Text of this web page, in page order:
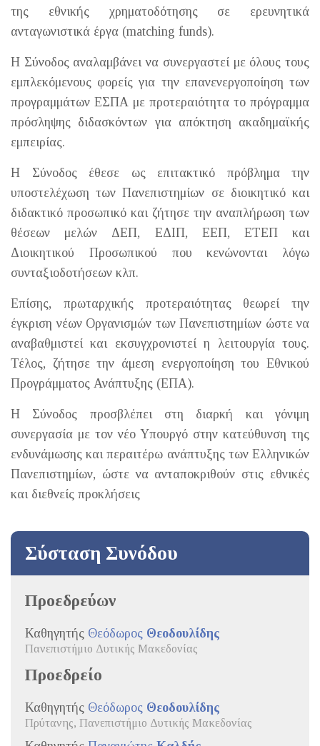
της εθνικής χρηματοδότησης σε ερευνητικά
ανταγωνιστικά έργα (matching funds).
Η Σύνοδος αναλαμβάνει να συνεργαστεί με όλους τους
εμπλεκόμενους φορείς για την επανενεργοποίηση των
προγραμμάτων ΕΣΠΑ με προτεραιότητα το πρόγραμμα
πρόσληψης διδασκόντων για απόκτηση ακαδημαϊκής
εμπειρίας.
Η Σύνοδος έθεσε ως επιτακτικό πρόβλημα την
υποστελέχωση των Πανεπιστημίων σε διοικητικό και
διδακτικό προσωπικό και ζήτησε την αναπλήρωση των
θέσεων μελών ΔΕΠ, ΕΔΙΠ, ΕΕΠ, ΕΤΕΠ και
Διοικητικού Προσωπικού που κενώνονται λόγω
συνταξιοδοτήσεων κλπ.
Επίσης, πρωταρχικής προτεραιότητας θεωρεί την
έγκριση νέων Οργανισμών των Πανεπιστημίων ώστε να
αναβαθμιστεί και εκσυγχρονιστεί η λειτουργία τους.
Τέλος, ζήτησε την άμεση ενεργοποίηση του Εθνικού
Προγράμματος Ανάπτυξης (ΕΠΑ).
Η Σύνοδος προσβλέπει στη διαρκή και γόνιμη
συνεργασία με τον νέο Υπουργό στην κατεύθυνση της
ενδυνάμωσης και περαιτέρω ανάπτυξης των Ελληνικών
Πανεπιστημίων, ώστε να ανταποκριθούν στις εθνικές
και διεθνείς προκλήσεις
Σύσταση Συνόδου
Προεδρεύων
Καθηγητής Θεόδωρος Θεοδουλίδης
Πανεπιστήμιο Δυτικής Μακεδονίας
Προεδρείο
Καθηγητής Θεόδωρος Θεοδουλίδης
Πρύτανης, Πανεπιστήμιο Δυτικής Μακεδονίας